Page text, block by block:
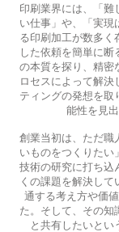
印刷業界には、「難
い仕事」や、「実現
る印刷加工が数多く
した依頼を簡単に断
の本質を探り、精密
ロセスによって解決
ティングの発想を取
能性を見
創業当初は、ただ職
いものをつくりたい
技術の研究に打ち込
くの課題を解決し
通する考え方や価
た。そして、その知
と共有したいとい